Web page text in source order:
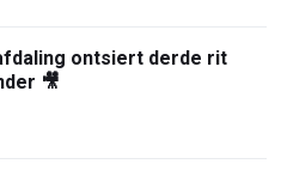
ontsiert derde rit
🎥